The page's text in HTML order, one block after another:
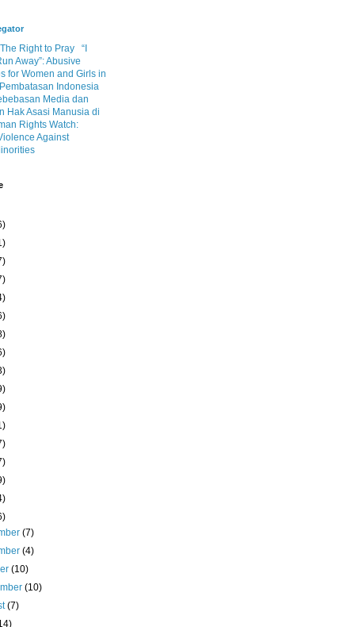
Right to Pray
“I
Away”: Abusive
for Women and Girls in
Pembatasan Indonesia
Media dan
Hak Asasi Manusia di
Rights Watch:
Against
(7)
(4)
(10)
(10)
(7)